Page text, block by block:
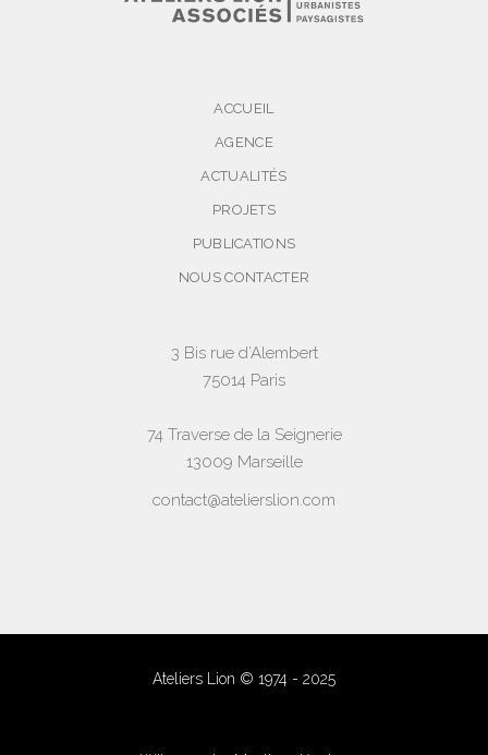
ACCUEIL
AGENCE
ACTUALITÉS
PROJETS
PUBLICATIONS
NOUS CONTACTER
3 Bis rue d’Alembert
75014 Paris
74 Traverse de la Seignerie
13009 Marseille
contact@atelierslion.com
Ateliers Lion © 1974 - 2025